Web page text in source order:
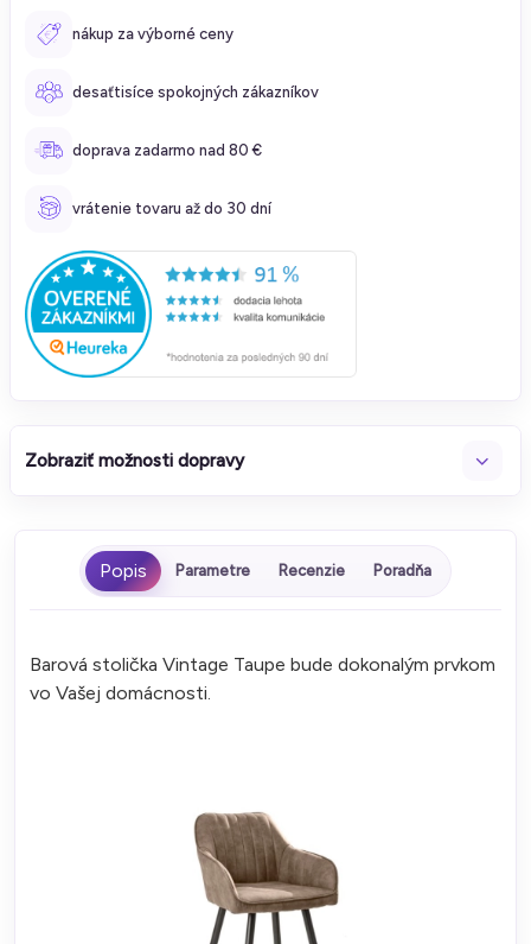
nákup za výborné ceny
desaťtisíce spokojných zákazníkov
doprava zadarmo nad 80 €
vrátenie tovaru až do 30 dní
Zobraziť možnosti dopravy
Parametre Recenzie Poradňa
Barová stolička Vintage Taupe bude dokonalým prvkom
vo Vašej domácnosti.